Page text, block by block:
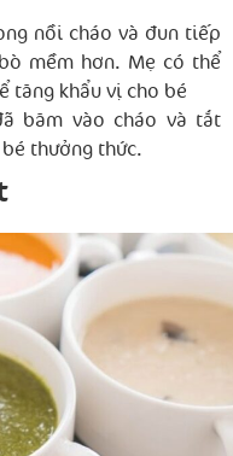
nồi cháo và đun tiếp
mềm hơn. Mẹ có thể
tăng khẩu vị cho bé
băm vào cháo và tắt
thưởng thức.